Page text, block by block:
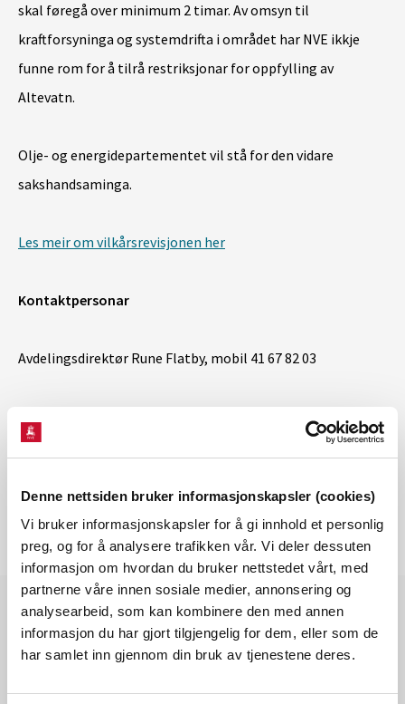
Denne nettsiden bruker informasjonskapsler (cookies)
Vi bruker informasjonskapsler for å gi innhold et personlig
preg, og for å analysere trafikken vår. Vi deler dessuten
informasjon om hvordan du bruker nettstedet vårt, med
partnerne våre innen sosiale medier, annonsering og
analysearbeid, som kan kombinere den med annen
informasjon du har gjort tilgjengelig for dem, eller som de
har samlet inn gjennom din bruk av tjenestene deres.
skal føregå over minimum 2 timar. Av omsyn til
kraftforsyninga og systemdrifta i området har NVE ikkje
funne rom for å tilrå restriksjonar for oppfylling av
Altevatn.
Olje- og energidepartementet vil stå for den vidare
sakshandsaminga.
Les meir om vilkårsrevisjonen her
Kontaktpersonar
Avdelingsdirektør Rune Flatby, mobil 41 67 82 03
Les også